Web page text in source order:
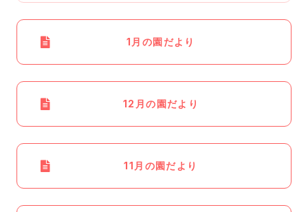
1月の園だより
12月の園だより
11月の園だより